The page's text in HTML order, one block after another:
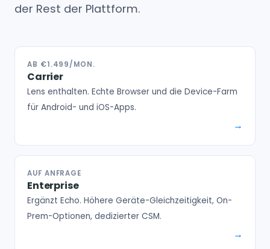
der Rest der Plattform.
AB €1.499/MON.
Carrier
Lens enthalten. Echte Browser und die Device-Farm
für Android- und iOS-Apps.
AUF ANFRAGE
Enterprise
Ergänzt Echo. Höhere Geräte-Gleichzeitigkeit, On-
Prem-Optionen, dedizierter CSM.